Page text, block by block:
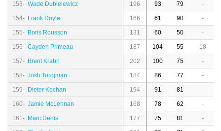
153- Wade Dubielewicz 196 93 79 -
154- Frank Doyle 166 61 90 -
155- Boris Rousson 131 60 50 -
156- Cayden Primeau 187 104 55 18
157- Brent Krahn 202 100 75 -
158- Josh Tordjman 184 86 77 -
159- Dieter Kochan 194 91 81 -
160- Jamie McLennan 168 78 62 -
161- Marc Denis 177 75 81 -